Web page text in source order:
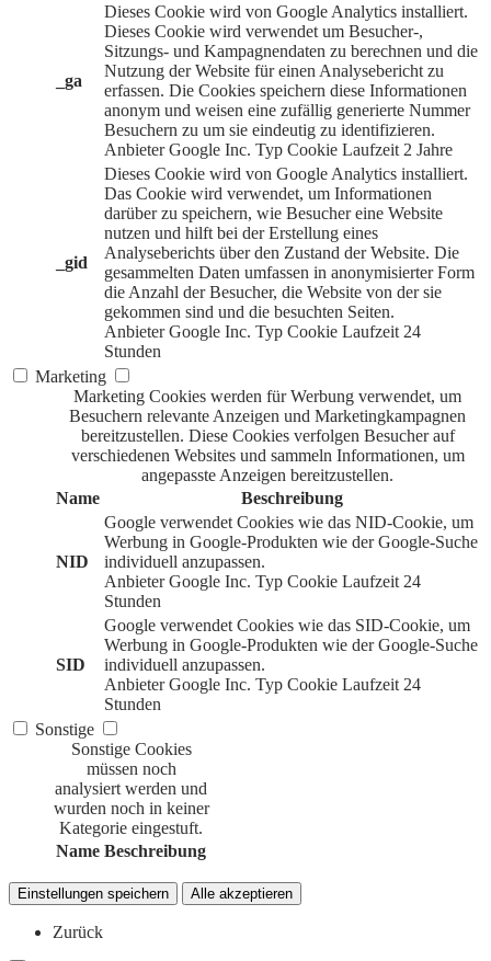
_ga
Dieses Cookie wird von Google Analytics installiert.
Dieses Cookie wird verwendet um Besucher-,
Sitzungs- und Kampagnendaten zu berechnen und die
Nutzung der Website für einen Analysebericht zu
erfassen. Die Cookies speichern diese Informationen
anonym und weisen eine zufällig generierte Nummer
Besuchern zu um sie eindeutig zu identifizieren.
Anbieter Google Inc. Typ Cookie Laufzeit 2 Jahre
_gid
Dieses Cookie wird von Google Analytics installiert.
Das Cookie wird verwendet, um Informationen
darüber zu speichern, wie Besucher eine Website
nutzen und hilft bei der Erstellung eines
Analyseberichts über den Zustand der Website. Die
gesammelten Daten umfassen in anonymisierter Form
die Anzahl der Besucher, die Website von der sie
gekommen sind und die besuchten Seiten.
Anbieter Google Inc. Typ Cookie Laufzeit 24
Stunden
Marketing
Marketing Cookies werden für Werbung verwendet, um
Besuchern relevante Anzeigen und Marketingkampagnen
bereitzustellen. Diese Cookies verfolgen Besucher auf
verschiedenen Websites und sammeln Informationen, um
angepasste Anzeigen bereitzustellen.
Name
Beschreibung
NID
Google verwendet Cookies wie das NID-Cookie, um
Werbung in Google-Produkten wie der Google-Suche
individuell anzupassen.
Anbieter Google Inc. Typ Cookie Laufzeit 24
Stunden
SID
Google verwendet Cookies wie das SID-Cookie, um
Werbung in Google-Produkten wie der Google-Suche
individuell anzupassen.
Anbieter Google Inc. Typ Cookie Laufzeit 24
Stunden
Sonstige
Sonstige Cookies
müssen noch
analysiert werden und
wurden noch in keiner
Kategorie eingestuft.
Name Beschreibung
Einstellungen speichern Alle akzeptieren
Zurück